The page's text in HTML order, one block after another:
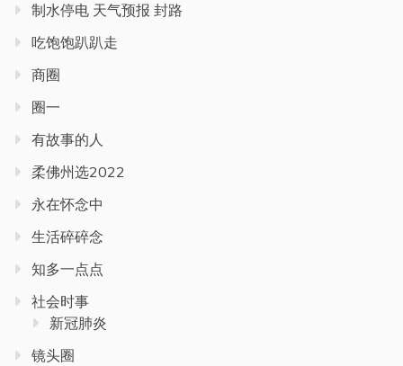
制水停电 天气预报 封路
吃饱饱趴趴走
商圈
圈一
有故事的人
柔佛州选2022
永在怀念中
生活碎碎念
知多一点点
社会时事
新冠肺炎
镜头圈